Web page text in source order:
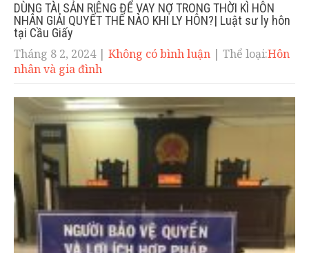
DÙNG TÀI SẢN RIÊNG ĐỂ VAY NỢ TRONG THỜI KÌ HÔN
NHÂN GIẢI QUYẾT THẾ NÀO KHI LY HÔN?| Luật sư ly hôn
tại Cầu Giấy
Tháng 8 2, 2024 | Không có bình luận | Thể loại:Hôn
nhân và gia đình